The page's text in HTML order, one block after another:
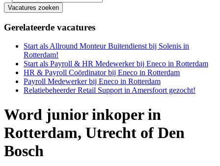
Vacatures zoeken
Gerelateerde vacatures
Start als Allround Monteur Buitendienst bij Solenis in
Rotterdam!
Start als Payroll & HR Medewerker bij Eneco in Rotterdam
HR & Payroll Coördinator bij Eneco in Rotterdam
Payroll Medewerker bij Eneco in Rotterdam
Relatiebeheerder Retail Support in Amersfoort gezocht!
Word junior inkoper in
Rotterdam, Utrecht of Den
Bosch